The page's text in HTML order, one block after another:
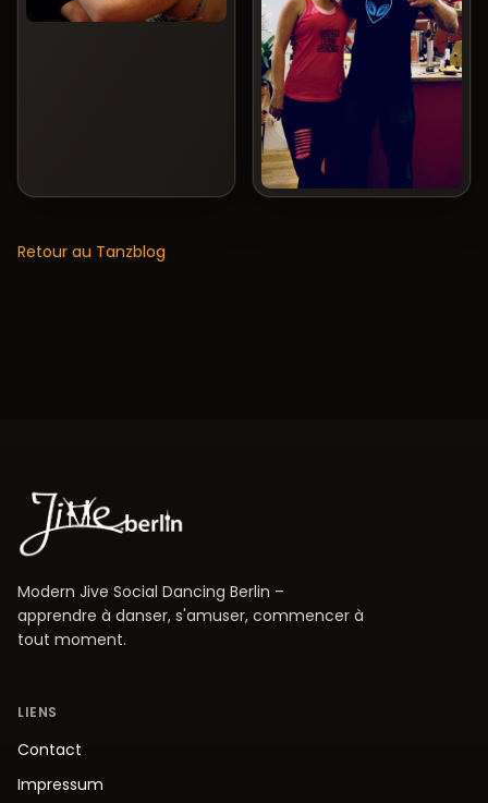
Retour au Tanzblog
Modern Jive Social Dancing Berlin –
apprendre à danser, s'amuser, commencer à
tout moment.
LIENS
Contact
Impressum